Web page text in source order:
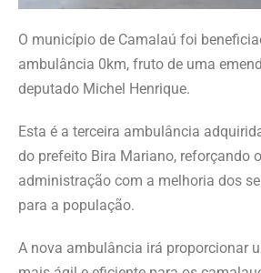
O município de Camalaú foi
ambulância 0km, fruto de uma
deputado Michel Henrique.
Esta é a terceira ambulância
do prefeito Bira Mariano, reforçando
administração com a melhoria dos
para a população.
A nova ambulância irá proporcionar